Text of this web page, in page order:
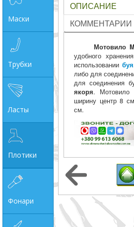
_JSHOP_SEARCH_COINS
от
до
грн
Маски
Трубки
Ласты
Плотики
Фонари
ОПИСАНИЕ
КОММЕНТАРИИ
Мотовило
удобного
использовании буя
либо для
для соединения
якоря. Мотовило
ширину центр 8
см.